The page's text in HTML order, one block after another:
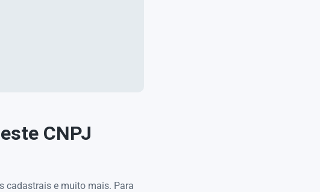
CNPJ
cadastrais e muito mais. Para